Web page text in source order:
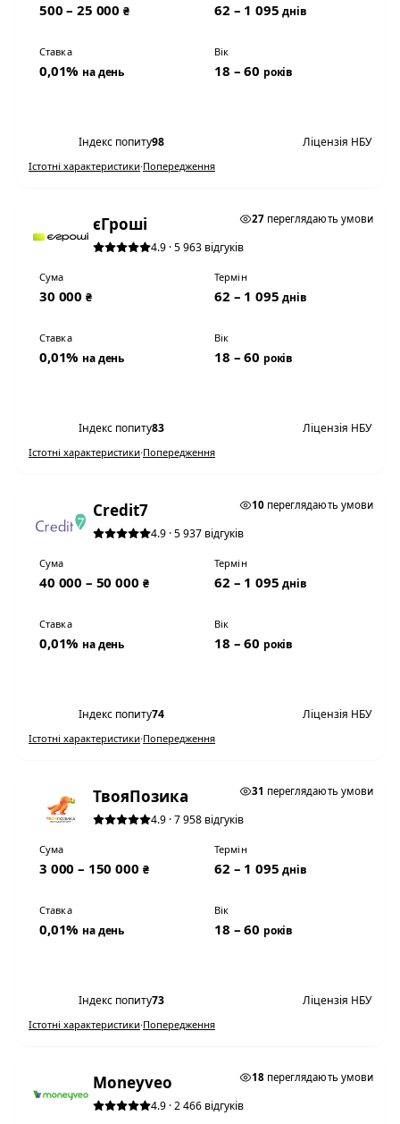
500 – 25 000₴ 62 – 1 095днів
Ставка
0,01% на день
Вік
18 – 60 років
Індекс попиту98 Ліцензія НБУ
Істотні характеристики·Попередження
27переглядають умови
єГроші
4.9 · 5 963 відгуків
Сума
30 000 ₴
Термін
62 – 1 095днів
Ставка
0,01% на день
Вік
18 – 60 років
Індекс попиту83 Ліцензія НБУ
Істотні характеристики·Попередження
10переглядають умови
Credit7
4.9 · 5 937 відгуків
Сума
40 000 – 50 000 ₴
Термін
62 – 1 095днів
Ставка
0,01% на день
Вік
18 – 60 років
Індекс попиту74 Ліцензія НБУ
Істотні характеристики·Попередження
31 переглядають умови
ТвояПозика
4.9 · 7 958 відгуків
Сума
3 000 – 150 000 ₴
Термін
62 – 1 095днів
Ставка
0,01% на день
Вік
18 – 60 років
Індекс попиту73 Ліцензія НБУ
Істотні характеристики·Попередження
18переглядають умови
Moneyveo
4.9 · 2 466 відгуків